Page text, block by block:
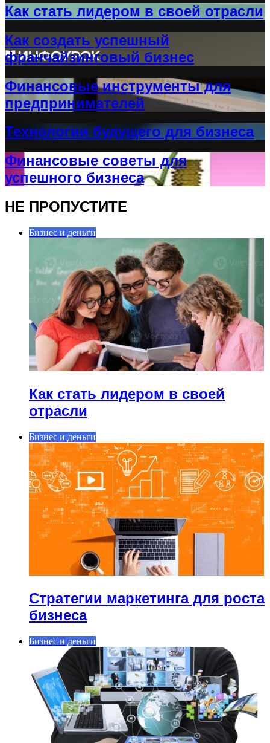
Как стать лидером в своей отрасли
Как создать успешный
франчайзинговый бизнес
Финансовые инструменты для
предпринимателей
Технологии будущего для бизнеса
Финансовые советы для
успешного бизнеса
НЕ ПРОПУСТИТЕ
Бизнес и деньги
Как стать лидером в своей
отрасли
Бизнес и деньги
Стратегии маркетинга для роста
бизнеса
Бизнес и деньги